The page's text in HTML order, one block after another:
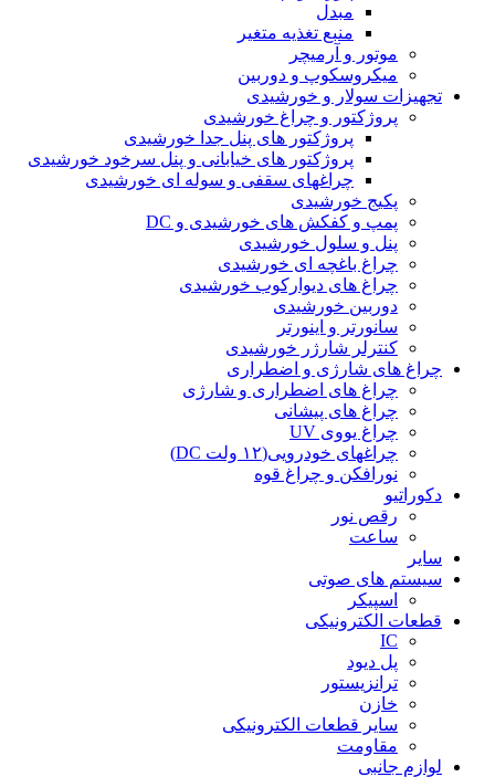
مبدل
منبع تغذیه متغیر
موتور و آرمیچر
میکروسکوپ و دوربین
تجهیزات سولار و خورشیدی
پروژکتور و چراغ خورشیدی
پروژکتور های پنل جدا خورشیدی
پروژکتور های خیابانی و پنل سرخود خورشیدی
چراغهای سقفی و سوله ای خورشیدی
پکیج خورشیدی
پمپ و کفکش های خورشیدی و DC
پنل و سلول خورشیدی
چراغ باغچه ای خورشیدی
چراغ های دیوارکوب خورشیدی
دوربین خورشیدی
سانورتر و اینورتر
کنترلر شارژر خورشیدی
چراغ های شارژی و اضطراری
چراغ های اضطراری و شارژی
چراغ های پیشانی
چراغ یووی UV
چراغهای خودرویی(۱۲ ولت DC)
نورافکن و چراغ قوه
دکوراتیو
رقص نور
ساعت
سایر
سیستم های صوتی
اسپیکر
قطعات الکترونیکی
IC
پل دیود
ترانزیستور
خازن
سایر قطعات الکترونیکی
مقاومت
لوازم جانبی